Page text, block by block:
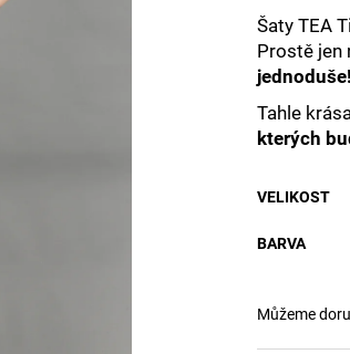
Šaty TEA
Prostě jen
jednoduše!
Tahle
kterých
VELIKOST
BARVA
Můžeme